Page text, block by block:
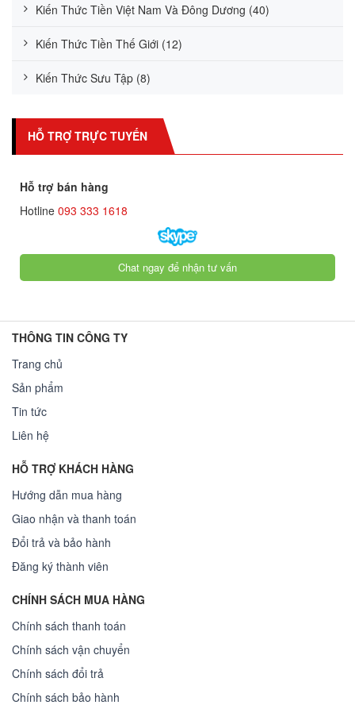
Kiến Thức Tiền Việt Nam Và Đông Dương (40)
Kiến Thức Tiền Thế Giới (12)
Kiến Thức Sưu Tập (8)
HỖ TRỢ TRỰC TUYẾN
Hỗ trợ bán hàng
Hotline 093 333 1618
Chat ngay để nhận tư vấn
THÔNG TIN CÔNG TY
Trang chủ
Sản phẩm
Tin tức
Liên hệ
HỖ TRỢ KHÁCH HÀNG
Hướng dẫn mua hàng
Giao nhận và thanh toán
Đổi trả và bảo hành
Đăng ký thành viên
CHÍNH SÁCH MUA HÀNG
Chính sách thanh toán
Chính sách vận chuyển
Chính sách đổi trả
Chính sách bảo hành